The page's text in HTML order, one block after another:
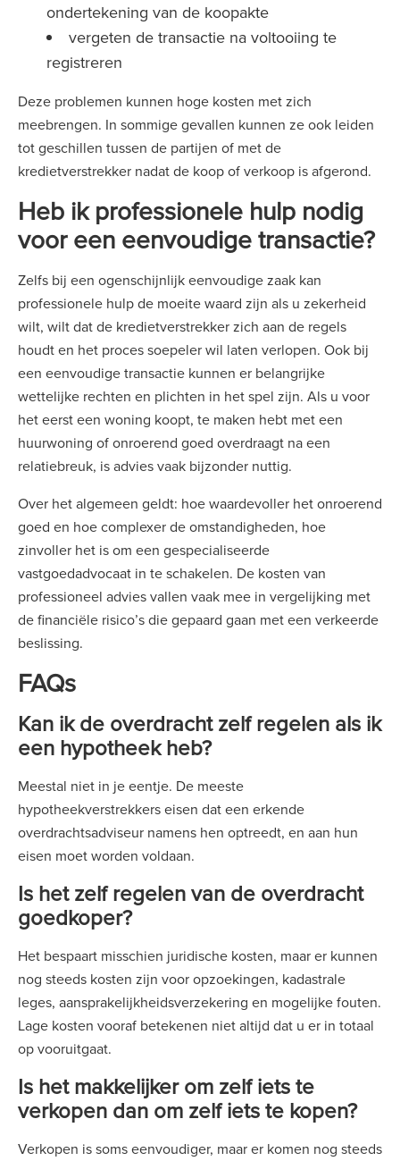
ondertekening van de koopakte
vergeten de transactie na voltooiing te
registreren
Deze problemen kunnen hoge kosten met zich
meebrengen. In sommige gevallen kunnen ze ook leiden
tot geschillen tussen de partijen of met de
kredietverstrekker nadat de koop of verkoop is afgerond.
Heb ik professionele hulp nodig
voor een eenvoudige transactie?
Zelfs bij een ogenschijnlijk eenvoudige zaak kan
professionele hulp de moeite waard zijn als u zekerheid
wilt, wilt dat de kredietverstrekker zich aan de regels
houdt en het proces soepeler wil laten verlopen. Ook bij
een eenvoudige transactie kunnen er belangrijke
wettelijke rechten en plichten in het spel zijn. Als u voor
het eerst een woning koopt, te maken hebt met een
huurwoning of onroerend goed overdraagt na een
relatiebreuk, is advies vaak bijzonder nuttig.
Over het algemeen geldt: hoe waardevoller het onroerend
goed en hoe complexer de omstandigheden, hoe
zinvoller het is om een gespecialiseerde
vastgoedadvocaat in te schakelen. De kosten van
professioneel advies vallen vaak mee in vergelijking met
de financiële risico’s die gepaard gaan met een verkeerde
beslissing.
FAQs
Kan ik de overdracht zelf regelen als ik
een hypotheek heb?
Meestal niet in je eentje. De meeste
hypotheekverstrekkers eisen dat een erkende
overdrachtsadviseur namens hen optreedt, en aan hun
eisen moet worden voldaan.
Is het zelf regelen van de overdracht
goedkoper?
Het bespaart misschien juridische kosten, maar er kunnen
nog steeds kosten zijn voor opzoekingen, kadastrale
leges, aansprakelijkheidsverzekering en mogelijke fouten.
Lage kosten vooraf betekenen niet altijd dat u er in totaal
op vooruitgaat.
Is het makkelijker om zelf iets te
verkopen dan om zelf iets te kopen?
Verkopen is soms eenvoudiger, maar er komen nog steeds